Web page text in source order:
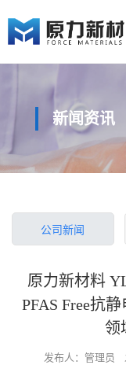
新闻资讯
公司新闻
原力新材料
PFAS Free抗
领
发布人：管理员